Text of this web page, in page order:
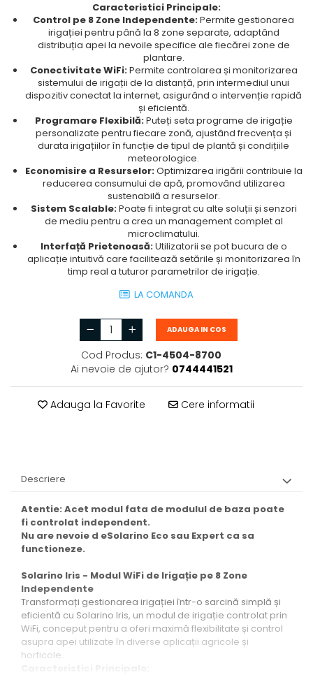
Caracteristici Principale:
Control pe 8 Zone Independente:Permite gestionarea
irigației pentru până la 8 zone separate, adaptând
distribuția apei la nevoile specifice ale fiecărei zone de
plantare.
Conectivitate WiFi:Permite controlarea și monitorizarea
sistemului de irigații de la distanță, prin intermediul unui
dispozitiv conectat la internet, asigurând o intervenție rapidă
și eficientă.
Programare Flexibilă:Puteți seta programe de irigație
personalizate pentru fiecare zonă, ajustând frecvența și
durata irigațiilor în funcție de tipul de plantă și condițiile
meteorologice.
Economisire a Resurselor:Optimizarea irigării contribuie la
reducerea consumului de apă, promovând utilizarea
sustenabilă a resurselor.
Sistem Scalable:Poate fi integrat cu alte soluții și senzori
de mediu pentru a crea un management complet al
microclimatului.
Interfață Prietenoasă:Utilizatorii se pot bucura de o
aplicație intuitivă care facilitează setările și monitorizarea în
timp real a tuturor parametrilor de irigație.
LA COMANDA
ADAUGA IN COS
Cod Produs: C1-4504-8700
Ai nevoie de ajutor? 0744441521
Adauga la Favorite Cere informatii
Descriere
Atentie: Acet modul fata de modulul de baza poate
fi controlat independent.
Nu are nevoie d eSolarino Eco sau Expert ca sa
functioneze.
Solarino Iris - Modul WiFi de Irigație pe 8 Zone
Independente
Transformați gestionarea irigației într-o sarcină simplă și
eficientă cu Solarino Iris, un modul de irigație controlat prin
WiFi, conceput pentru a oferi maximă flexibilitate și control
asupra apei utilizate în diverse aplicații agricole și
horticole.